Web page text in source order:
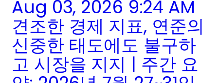
Aug 03, 2026 9:24 AM
견조한 경제 지표, 연준의
신중한 태도에도 불구하
고 시장을 지지 | 주간 요